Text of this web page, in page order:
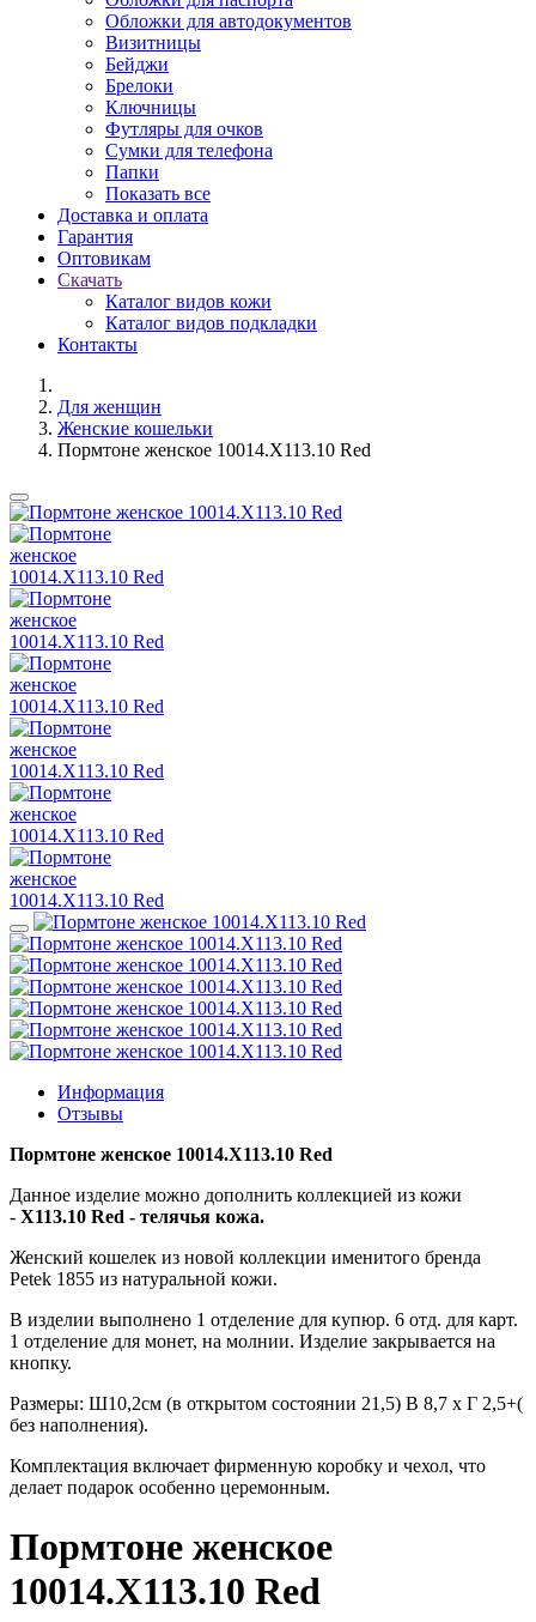
Обложки для автодокументов
Визитницы
Бейджи
Брелоки
Ключницы
Футляры для очков
Сумки для телефона
Папки
Показать все
Доставка и оплата
Гарантия
Оптовикам
Скачать
Каталог видов кожи
Каталог видов подкладки
Контакты
Для женщин
Женские кошельки
Пормтоне женское 10014.X113.10 Red
Информация
Отзывы
Пормтоне женское 10014.X113.10 Red
Данное изделие можно дополнить коллекцией из кожи
- X113.10 Red - телячья кожа.
Женский кошелек из новой коллекции именитого бренда
Petek 1855 из натуральной кожи.
В изделии выполнено 1 отделение для купюр. 6 отд. для карт.
1 отделение для монет, на молнии. Изделие закрывается на
кнопку.
Размеры: Ш10,2см (в открытом состоянии 21,5) В 8,7 х Г 2,5+(
без наполнения).
Комплектация включает фирменную коробку и чехол, что
делает подарок особенно церемонным.
Пормтоне женское
10014.X113.10 Red